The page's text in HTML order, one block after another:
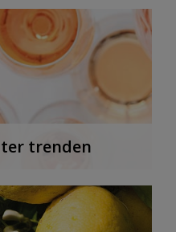
trenden